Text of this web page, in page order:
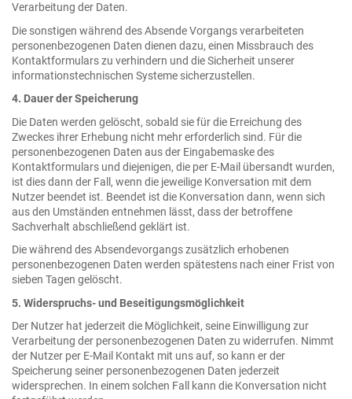
Verarbeitung der Daten.
Die sonstigen während des Absende Vorgangs verarbeiteten
personenbezogenen Daten dienen dazu, einen Missbrauch des
Kontaktformulars zu verhindern und die Sicherheit unserer
informationstechnischen Systeme sicherzustellen.
4. Dauer der Speicherung
Die Daten werden gelöscht, sobald sie für die Erreichung des
Zweckes ihrer Erhebung nicht mehr erforderlich sind. Für die
personenbezogenen Daten aus der Eingabemaske des
Kontaktformulars und diejenigen, die per E-Mail übersandt wurden,
ist dies dann der Fall, wenn die jeweilige Konversation mit dem
Nutzer beendet ist. Beendet ist die Konversation dann, wenn sich
aus den Umständen entnehmen lässt, dass der betroffene
Sachverhalt abschließend geklärt ist.
Die während des Absendevorgangs zusätzlich erhobenen
personenbezogenen Daten werden spätestens nach einer Frist von
sieben Tagen gelöscht.
5. Widerspruchs- und Beseitigungsmöglichkeit
Der Nutzer hat jederzeit die Möglichkeit, seine Einwilligung zur
Verarbeitung der personenbezogenen Daten zu widerrufen. Nimmt
der Nutzer per E-Mail Kontakt mit uns auf, so kann er der
Speicherung seiner personenbezogenen Daten jederzeit
widersprechen. In einem solchen Fall kann die Konversation nicht